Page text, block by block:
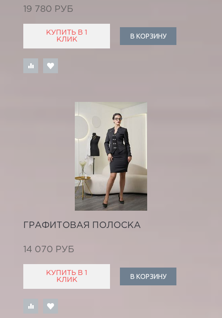
19 780 РУБ
КУПИТЬ В 1
КЛИК
В КОРЗИНУ
ГРАФИТОВАЯ ПОЛОСКА
14 070 РУБ
КУПИТЬ В 1
КЛИК
В КОРЗИНУ